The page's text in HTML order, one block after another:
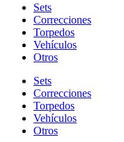
Sets
Correcciones
Torpedos
Vehículos
Otros
Sets
Correcciones
Torpedos
Vehículos
Otros